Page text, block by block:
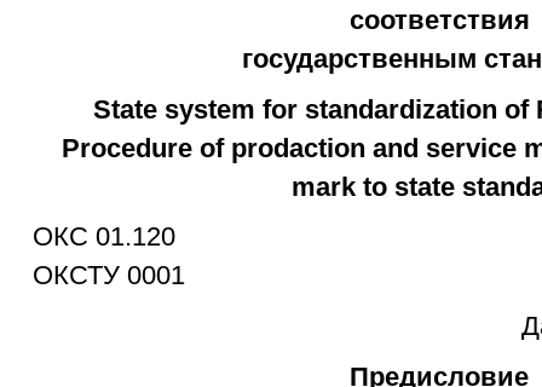
соответствия
государственным
State system for standardization of
Procedure of prodaction and service
mark to state
ОКС 01.120
ОКСТУ 0001
Предисловие